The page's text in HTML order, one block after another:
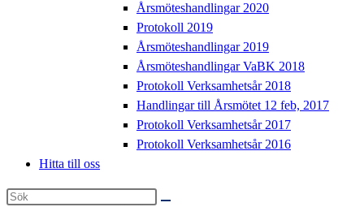
Årsmöteshandlingar 2020
Protokoll 2019
Årsmöteshandlingar 2019
Årsmöteshandlingar VaBK 2018
Protokoll Verksamhetsår 2018
Handlingar till Årsmötet 12 feb, 2017
Protokoll Verksamhetsår 2017
Protokoll Verksamhetsår 2016
Hitta till oss
Sök